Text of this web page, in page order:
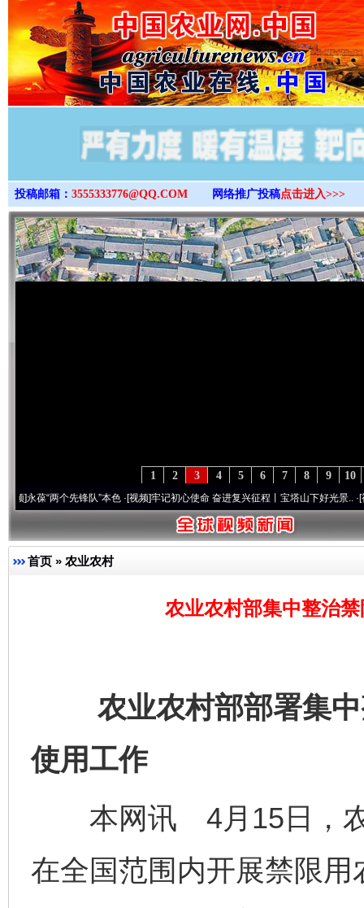
>
投稿邮箱： 3555333776@QQ.COM 网络推广投稿点击进入>>>
10
9
8
7
6
5
4
3
2
1
两个先锋队”本色·[视频]牢记初心使命 奋进复兴征程丨宝塔山下好光景..·[视频]因党
首页 » 农业农村
农业农村部集中整治
农业农村部部署集中
使用工作
本网讯 4月15日，农
在全国范围内开展禁限